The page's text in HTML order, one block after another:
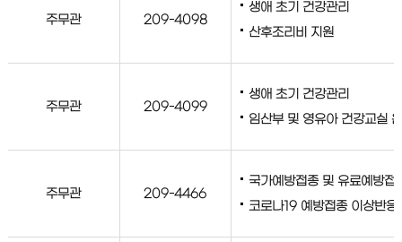
주무관 209-4098
생애 초기 건강관리
산후조리비 지원
주무관 209-4099
생애 초기 건강관리
임산부 및 영유아 건강교실
주무관 209-4466
국가예방접종 및 유료예방접
코로나19 예방접종 이상반